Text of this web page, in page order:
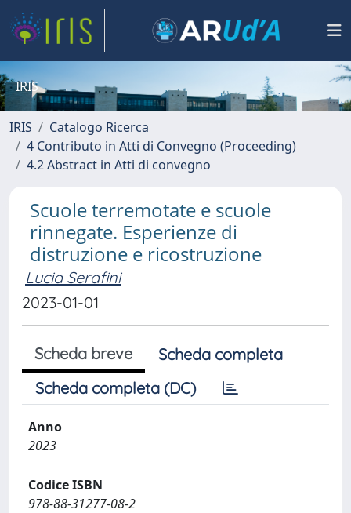
IRIS
IRIS
Catalogo Ricerca
4 Contributo in Atti di Convegno (Proceeding)
4.2 Abstract in Atti di convegno
Scuole terremotate e scuole
rinnegate. Esperienze di
distruzione e ricostruzione
Lucia Serafini
2023-01-01
Scheda breve
Scheda completa
Scheda completa (DC)
Anno
2023
Codice ISBN
978-88-31277-08-2